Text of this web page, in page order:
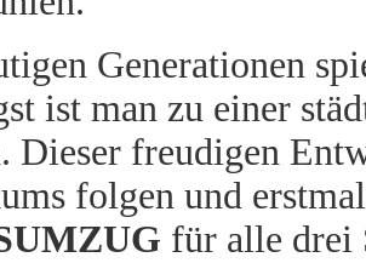
Generationen
ist man zu einer
Dieser freudigen
folgen und
für alle drei